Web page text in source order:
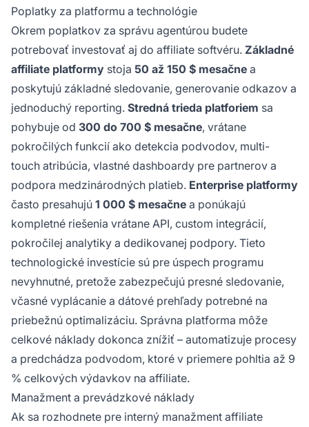
Poplatky za platformu a technológie
Okrem poplatkov za správu agentúrou budete
potrebovať investovať aj do affiliate softvéru. Základné
affiliate platformy stoja 50 až 150 $ mesačne a
poskytujú základné sledovanie, generovanie odkazov a
jednoduchý reporting. Stredná trieda platforiem sa
pohybuje od 300 do 700 $ mesačne, vrátane
pokročilých funkcií ako detekcia podvodov, multi-
touch atribúcia, vlastné dashboardy pre partnerov a
podpora medzinárodných platieb. Enterprise platformy
často presahujú 1 000 $ mesačne a ponúkajú
kompletné riešenia vrátane API, custom integrácií,
pokročilej analytiky a dedikovanej podpory. Tieto
technologické investície sú pre úspech programu
nevyhnutné, pretože zabezpečujú presné sledovanie,
včasné vyplácanie a dátové prehľady potrebné na
priebežnú optimalizáciu. Správna platforma môže
celkové náklady dokonca znížiť – automatizuje procesy
a predchádza podvodom, ktoré v priemere pohltia až 9
% celkových výdavkov na affiliate.
Manažment a prevádzkové náklady
Ak sa rozhodnete pre interný manažment affiliate